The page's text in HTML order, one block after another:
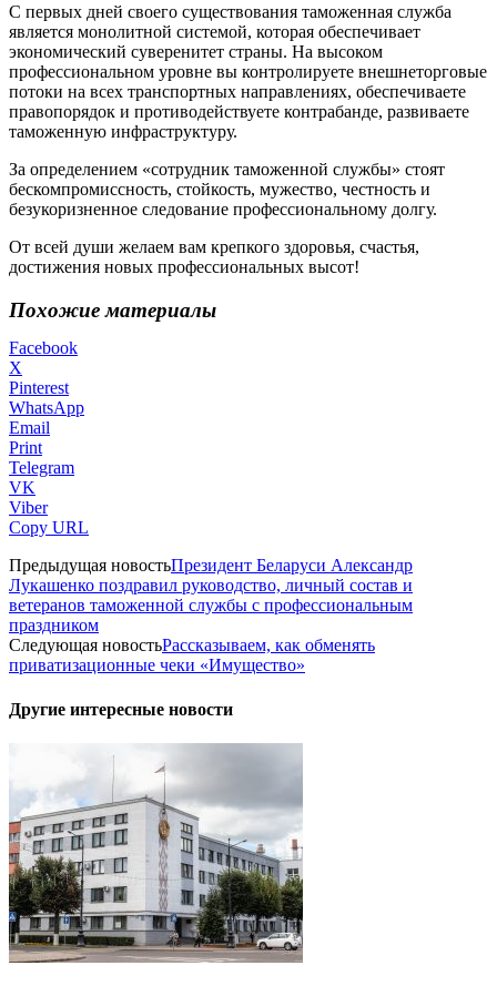
С первых дней своего существования таможенная служба
является монолитной системой, которая обеспечивает
экономический суверенитет страны. На высоком
профессиональном уровне вы контролируете внешнеторговые
потоки на всех транспортных направлениях, обеспечиваете
правопорядок и противодействуете контрабанде, развиваете
таможенную инфраструктуру.
За определением «сотрудник таможенной службы» стоят
бескомпромиссность, стойкость, мужество, честность и
безукоризненное следование профессиональному долгу.
От всей души желаем вам крепкого здоровья, счастья,
достижения новых профессиональных высот!
Похожие материалы
Facebook
X
Pinterest
WhatsApp
Email
Print
Telegram
VK
Viber
Copy URL
Предыдущая новостьПрезидент Беларуси Александр
Лукашенко поздравил руководство, личный состав и
ветеранов таможенной службы с профессиональным
праздником
Следующая новостьРассказываем, как обменять
приватизационные чеки «Имущество»
Другие интересные новости